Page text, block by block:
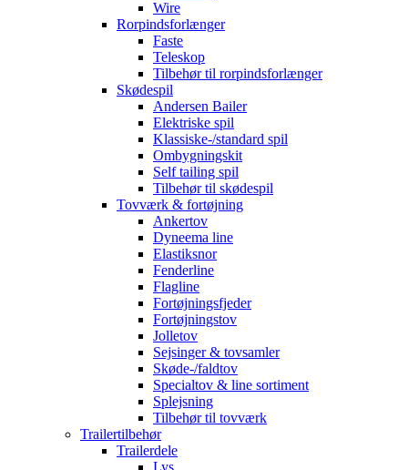
Wire
Rorpindsforlænger
Faste
Teleskop
Tilbehør til rorpindsforlænger
Skødespil
Andersen Bailer
Elektriske spil
Klassiske-/standard spil
Ombygningskit
Self tailing spil
Tilbehør til skødespil
Tovværk & fortøjning
Ankertov
Dyneema line
Elastiksnor
Fenderline
Flagline
Fortøjningsfjeder
Fortøjningstov
Jolletov
Sejsinger & tovsamler
Skøde-/faldtov
Specialtov & line sortiment
Splejsning
Tilbehør til tovværk
Trailertilbehør
Trailerdele